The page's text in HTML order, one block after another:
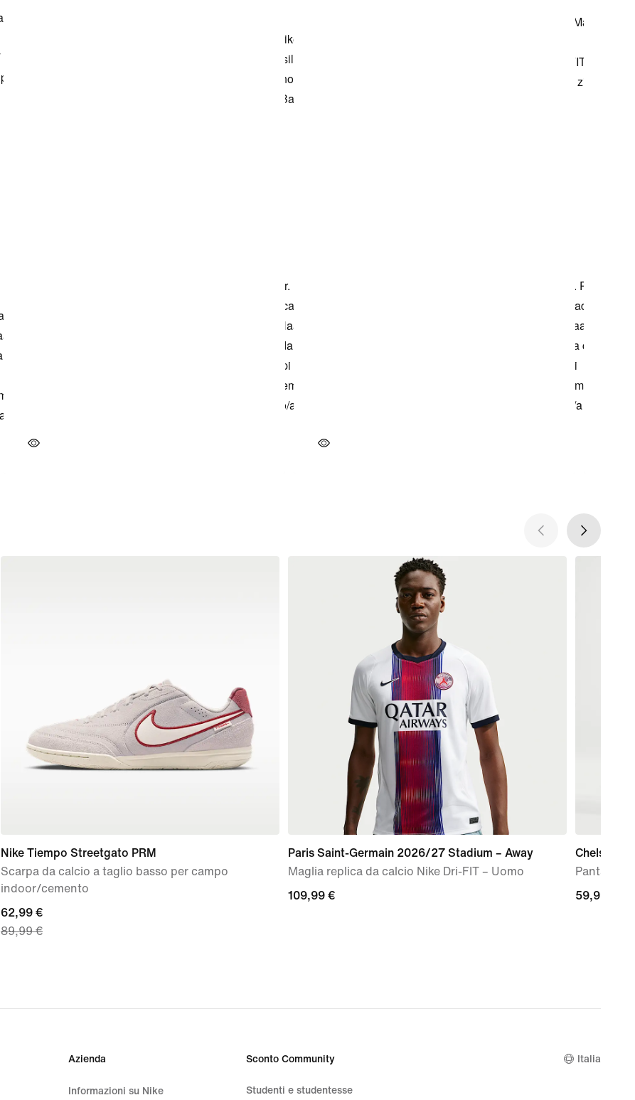
Nike Tiempo Streetgato PRM
Scarpa da calcio a taglio basso per campo
indoor/cemento
current
price
price
62,99 €
89,99 €
Paris Saint-Germain 2026/27 Stadium – Away
Maglia replica da calcio Nike Dri-FIT – Uomo
109,99
109,99 €
Chelsea
Pantaloni
59,99
59,99 €
Azienda
Informazioni su Nike
Sconto Community
Studenti e studentesse
Italia